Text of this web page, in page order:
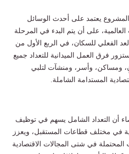
يعتمد على أحدث الوسائل
على أن يتم البدء في المرحلة
الفعلي للسكان، في الربع الأول من
ستزور فرق العمل الميدانية للتعداد جميع
ومساكن، وأسر، ومنشآت لتلبي
المستدامة الشاملة.
أن التعداد الشامل يسهم في توظيف
في مختلف قطاعات المستقبل، ويعزز
في شتى المجالات الاقتصادية